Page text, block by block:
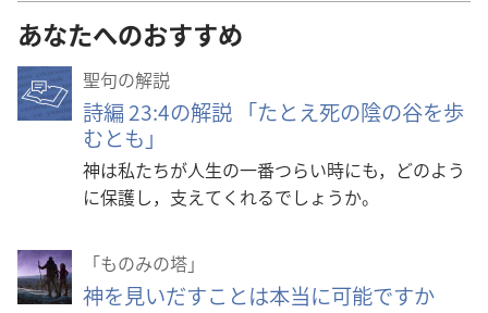
あなたへのおすすめ
聖句の解説
詩編 23:4の解説 「たとえ死の陰の谷を歩
むとも」
神は私たちが人生の一番つらい時にも，どのよう
に保護し，支えてくれるでしょうか。
「ものみの塔」
神を見いだすことは本当に可能ですか